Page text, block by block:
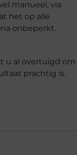
manueel, via
het op alle
onbeperkt.
u al overtuigd om
prachtig is.